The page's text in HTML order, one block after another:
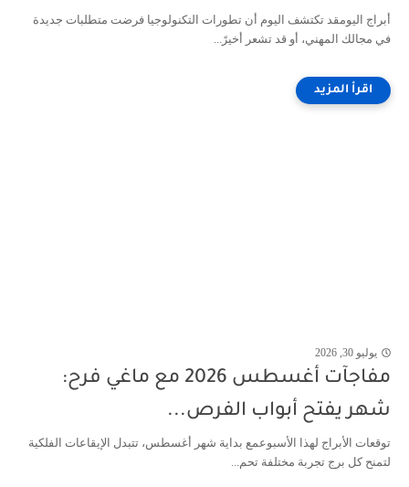
أبراج اليومقد تكتشف اليوم أن تطورات التكنولوجيا فرضت متطلبات جديدة
في مجالك المهني، أو قد تشعر أخيرً...
يوليو 30, 2026
مفاجآت أغسطس 2026 مع ماغي فرح:
شهر يفتح أبواب الفرص...
توقعات الأبراج لهذا الأسبوعمع بداية شهر أغسطس، تتبدل الإيقاعات الفلكية
لتمنح كل برج تجربة مختلفة تحم...